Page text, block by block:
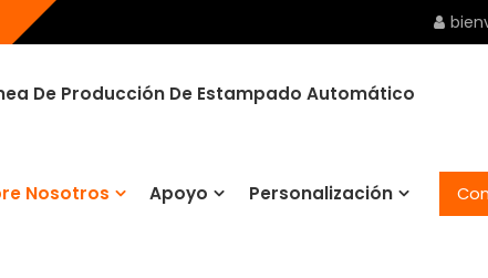
De Producción De Estampado Automático
Nosotros Apoyo Personalización